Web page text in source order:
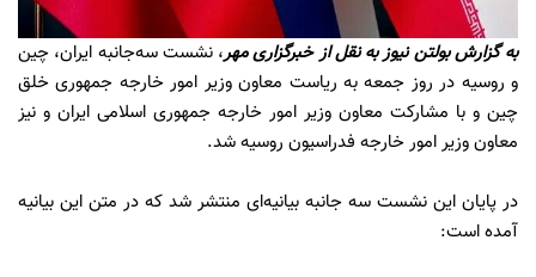
به گزارشبولتن نیوزبه نقل ازخبرگزاری مهر، نشست سه‌جانبه ایران، چین
و روسیه در روز جمعه به ریاست معاون وزیر امور خارجه جمهوری خلق
چین و با مشارکت معاون وزیر امور خارجه جمهوری اسلامی ایران و نیز
معاون وزیر امور خارجه فدراسیون روسیه شد.
در پایان این نشست سه جانبه بیانیه‌ای منتشر شد که در متن این بیانیه
آمده است: